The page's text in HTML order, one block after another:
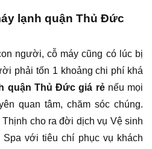
lạnh quận Thủ Đức
người, cỗ máy cũng có lúc bị
phải tốn 1 khoảng chi phí khá
quận Thủ Đức giá rẻnếu mọi
quan tâm, chăm sóc chúng.
cho ra đời dịch vụ Vệ sinh
với tiêu chí phục vụ khách